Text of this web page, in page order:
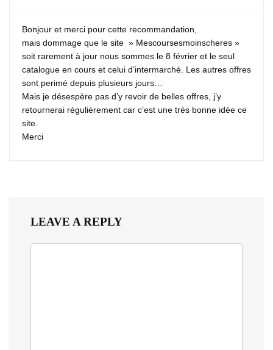
Bonjour et merci pour cette recommandation,
mais dommage que le site » Mescoursesmoinscheres »
soit rarement à jour nous sommes le 8 février et le seul
catalogue en cours et celui d’intermarché. Les autres offres
sont perimé depuis plusieurs jours…
Mais je désespère pas d’y revoir de belles offres, j’y
retournerai régulièrement car c’est une très bonne idée ce
site.
Merci
LEAVE A REPLY